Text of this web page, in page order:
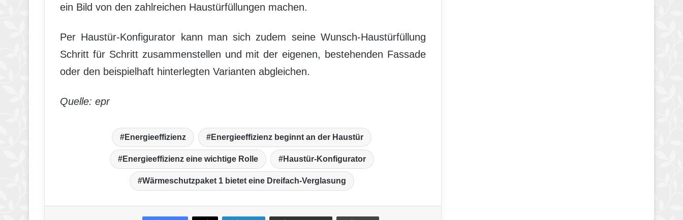
ein Bild von den zahlreichen Haustürfüllungen machen.
Per Haustür-Konfigurator kann man sich zudem seine Wunsch-Haustürfüllung
Schritt für Schritt zusammenstellen und mit der eigenen, bestehenden Fassade
oder den beispielhaft hinterlegten Varianten abgleichen.
Quelle: epr
Energieeffizienz Energieeffizienz beginnt an der Haustür
Energieeffizienz eine wichtige Rolle Haustür-Konfigurator
Wärmeschutzpaket 1 bietet eine Dreifach-Verglasung